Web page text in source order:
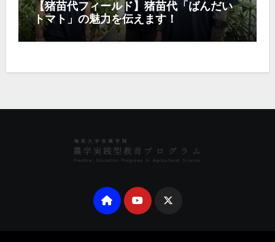
【猪苗代フィールド】猪苗代「ばんだい
トマト」の魅力を伝えます！